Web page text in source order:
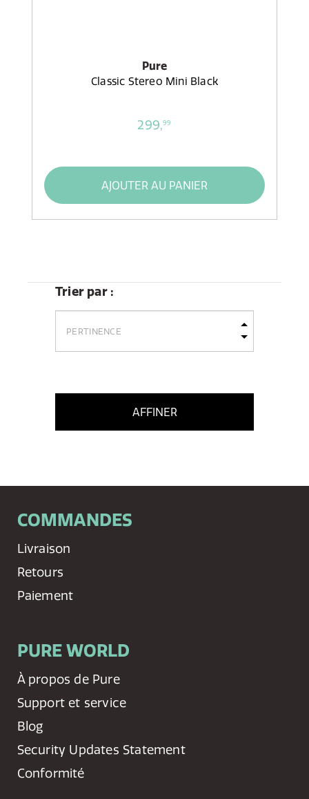
Pure
Classic Stereo Mini Black
299,99
AJOUTER AU PANIER
Trier par :
AFFINER
COMMANDES
Livraison
Retours
Paiement
PURE WORLD
À propos de Pure
Support et service
Blog
Security Updates Statement
Conformité